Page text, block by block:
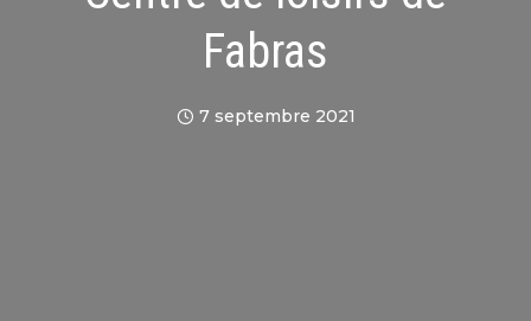
Fabras
7 septembre 2021